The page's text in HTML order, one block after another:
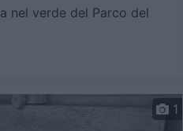
nel verde del Parco del
1